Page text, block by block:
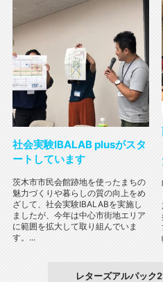
社会実験IBALAB plusがスタ
ートしています
茨木市市民会館跡地を使ったまちの
魅力づくりや暮らしの質の向上をめ
ざして、社会実験IBALABを実施し
ましたが、今年は中心市街地エリア
に範囲を拡大して取り組んでいま
す。...
レターズアルパック